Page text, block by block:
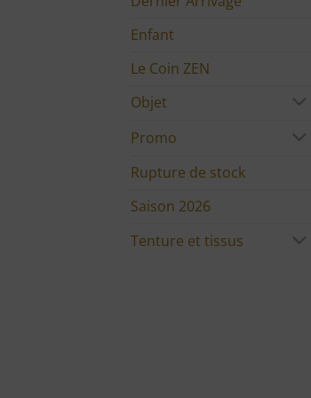
Enfant
Le Coin ZEN
Objet
Promo
Rupture de stock
Saison 2026
Tenture et tissus